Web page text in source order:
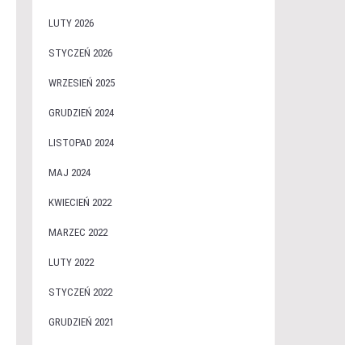
LUTY 2026
STYCZEŃ 2026
WRZESIEŃ 2025
GRUDZIEŃ 2024
LISTOPAD 2024
MAJ 2024
KWIECIEŃ 2022
MARZEC 2022
LUTY 2022
STYCZEŃ 2022
GRUDZIEŃ 2021